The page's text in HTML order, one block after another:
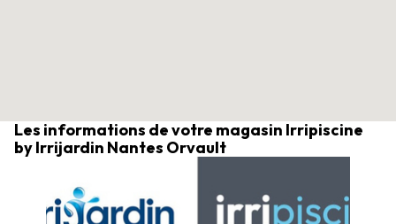
Les informations de votre magasin Irripiscine
by Irrijardin Nantes Orvault